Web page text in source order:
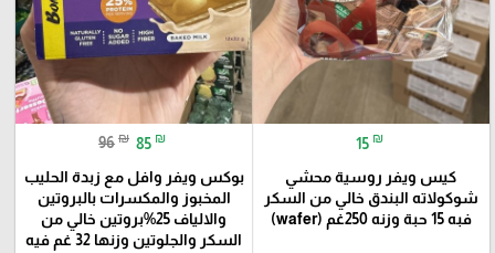
15 ₪
كيس ويفر روسية محشي
شوكولاته البندق خالي من السكر
فبه 15 حبة وزنه 250غم (wafer)
96 ₪ 85 ₪
بوكس ويفر وافل مع زبدة الحليب
المخبوز والمكسرات بالبروتين
والالياف 25%بروتين خالي من
السكر والجلوتين وزنها 32 غم فيه